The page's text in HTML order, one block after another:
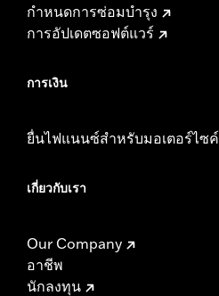
กำหนดการซ่อมบำรุง
การอัปเดตซอฟต์แวร์
การเงิน
ยื่นไฟแนนซ์สำหรับมอเตอร์ไซค์
เกี่ยวกับเรา
Our Company
อาชีพ
นักลงทุน